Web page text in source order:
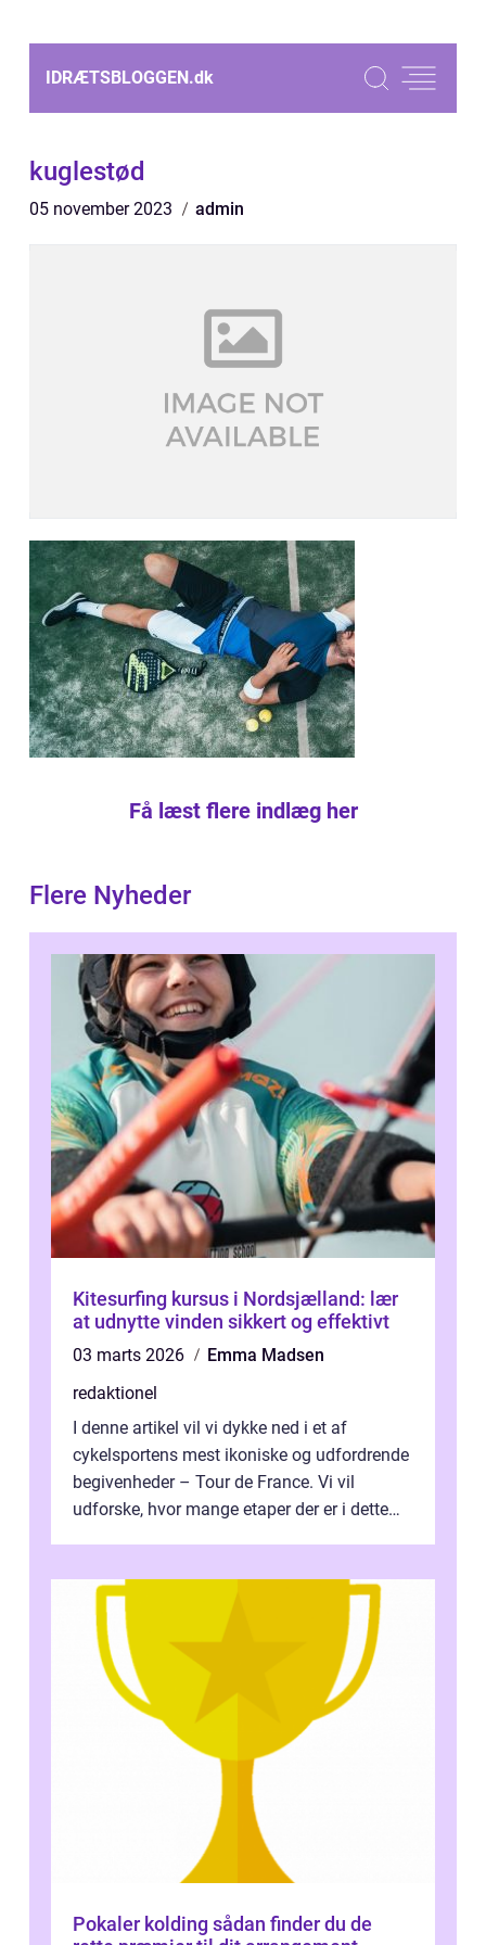
IDRÆTSBLOGGEN.dk
kuglestød
05 november 2023 admin
Få læst flere indlæg her
Flere Nyheder
Kitesurfing kursus i Nordsjælland: lær
at udnytte vinden sikkert og effektivt
03 marts 2026
Emma Madsen
redaktionel
I denne artikel vil vi dykke ned i et af
cykelsportens mest ikoniske og udfordrende
begivenheder – Tour de France. Vi vil
udforske, hvor mange etaper der er i dette
Pokaler kolding sådan finder du de